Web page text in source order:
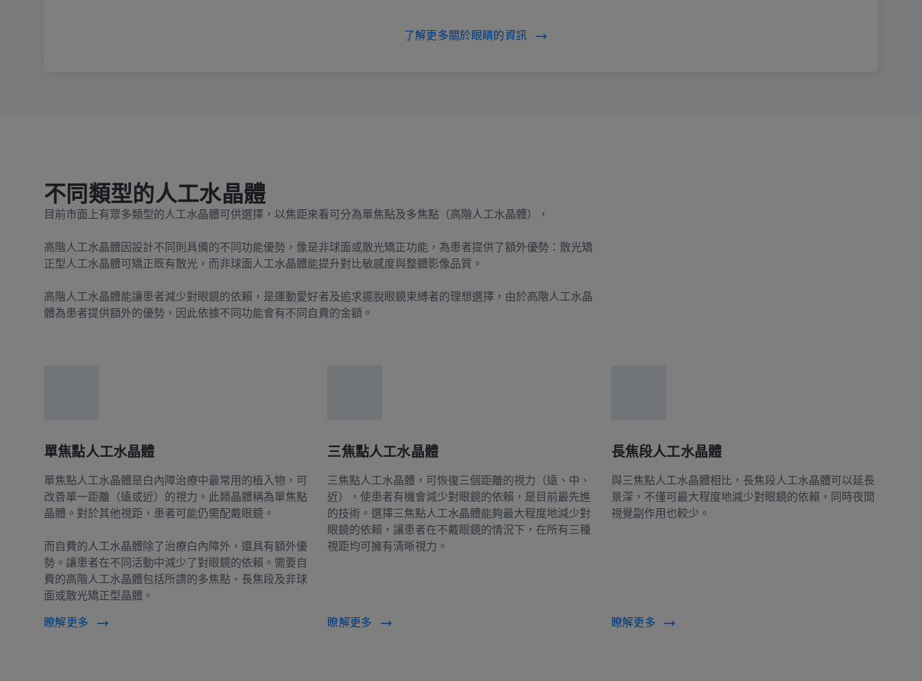
了解更多關於眼睛的資訊
不同類型的人工水晶體
目前市面上有眾多類型的人工水晶體可供選擇，以焦距來看可分為單焦點及多焦點（高階人工水晶體），
高階人工水晶體因設計不同則具備的不同功能優勢，像是非球面或散光矯正功能，為患者提供了額外優勢：散光矯
正型人工水晶體可矯正既有散光，而非球面人工水晶體能提升對比敏感度與整體影像品質。
高階人工水晶體能讓患者減少對眼鏡的依賴，是運動愛好者及追求擺脫眼鏡束縛者的理想選擇，由於高階人工水晶
體為患者提供額外的優勢，因此依據不同功能會有不同自費的金額。
單焦點人工水晶體
單焦點人工水晶體是白內障治療中最常用的植入物，可
改善單一距離（遠或近）的視力。此類晶體稱為單焦點
晶體。對於其他視距，患者可能仍需配戴眼鏡。
而自費的人工水晶體除了治療白內障外，還具有額外優
勢。讓患者在不同活動中減少了對眼鏡的依賴。需要自
費的高階人工水晶體包括所謂的多焦點、長焦段及非球
面或散光矯正型晶體。
瞭解更多
三焦點人工水晶體
三焦點人工水晶體，可恢復三個距離的視力（遠、中、
近），使患者有機會減少對眼鏡的依賴，是目前最先進
的技術。選擇三焦點人工水晶體能夠最大程度地減少對
眼鏡的依賴，讓患者在不戴眼鏡的情況下，在所有三種
視距均可擁有清晰視力。
瞭解更多
長焦段人工水晶體
與三焦點人工水晶體相比，長焦段人工水晶體可以延長
景深，不僅可最大程度地減少對眼鏡的依賴，同時夜間
視覺副作用也較少。
瞭解更多